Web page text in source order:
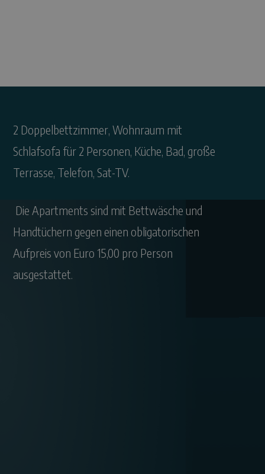
2 Doppelbettzimmer, Wohnraum mit
Schlafsofa für 2 Personen, Küche, Bad, große
Terrasse, Telefon, Sat-TV.
Die Apartments sind mit Bettwäsche und
Handtüchern gegen einen obligatorischen
Aufpreis von Euro 15,00 pro Person
ausgestattet.